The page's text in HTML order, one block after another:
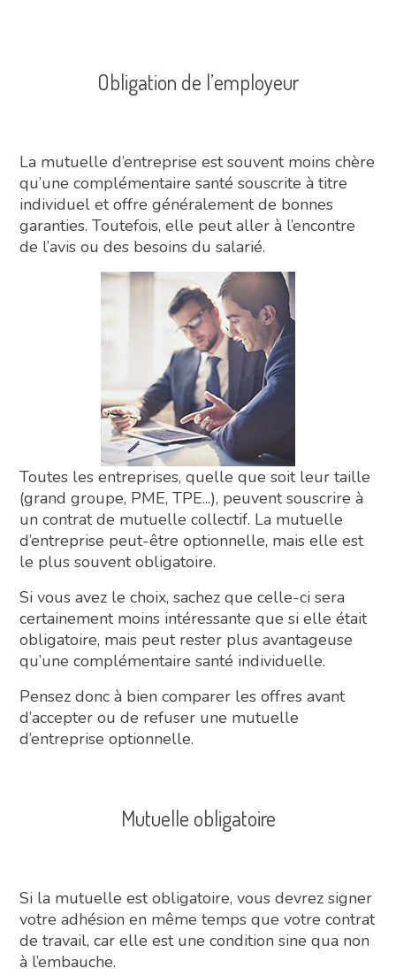
Obligation de l’employeur
La mutuelle d’entreprise est souvent moins chère
qu’une complémentaire santé souscrite à titre
individuel et offre généralement de bonnes
garanties. Toutefois, elle peut aller à l’encontre
de l’avis ou des besoins du salarié.
Toutes les entreprises, quelle que soit leur taille
(grand groupe, PME, TPE...), peuvent souscrire à
un contrat de mutuelle collectif. La mutuelle
d’entreprise peut-être optionnelle, mais elle est
le plus souvent obligatoire.
Si vous avez le choix, sachez que celle-ci sera
certainement moins intéressante que si elle était
obligatoire, mais peut rester plus avantageuse
qu’une complémentaire santé individuelle.
Pensez donc à bien comparer les offres avant
d’accepter ou de refuser une mutuelle
d’entreprise optionnelle.
Mutuelle obligatoire
Si la mutuelle est obligatoire, vous devrez signer
votre adhésion en même temps que votre contrat
de travail, car elle est une condition sine qua non
à l’embauche.